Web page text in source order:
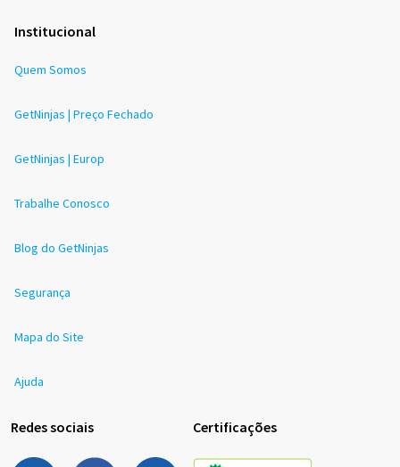
Institucional
Quem Somos
GetNinjas | Preço Fechado
GetNinjas | Europ
Trabalhe Conosco
Blog do GetNinjas
Segurança
Mapa do Site
Ajuda
Redes sociais Certificações